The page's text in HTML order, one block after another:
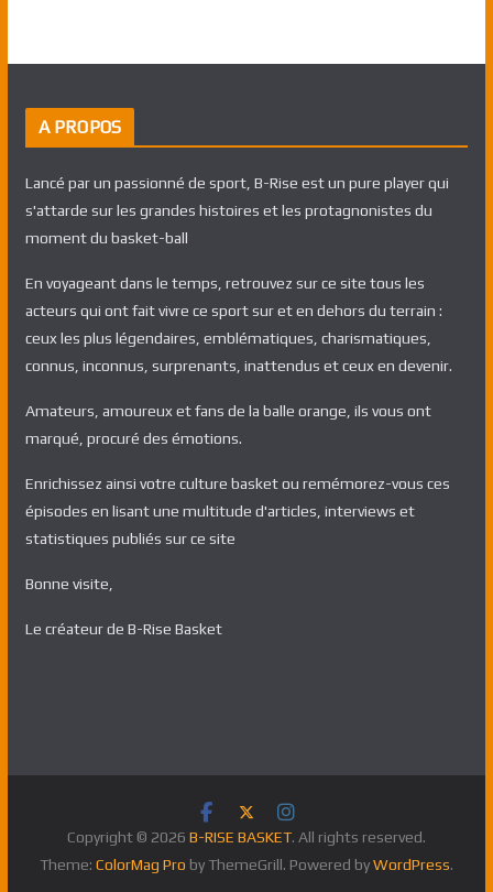
A PROPOS
Lancé par un passionné de sport, B-Rise est un pure player qui
s'attarde sur les grandes histoires et les protagnonistes du
moment du basket-ball
En voyageant dans le temps, retrouvez sur ce site tous les
acteurs qui ont fait vivre ce sport sur et en dehors du terrain :
ceux les plus légendaires, emblématiques, charismatiques,
connus, inconnus, surprenants, inattendus et ceux en devenir.
Amateurs, amoureux et fans de la balle orange, ils vous ont
marqué, procuré des émotions.
Enrichissez ainsi votre culture basket ou remémorez-vous ces
épisodes en lisant une multitude d'articles, interviews et
statistiques publiés sur ce site
Bonne visite,
Le créateur de B-Rise Basket
Copyright © 2026 B-RISE BASKET. All rights reserved.
Theme: ColorMag Pro by ThemeGrill. Powered byWordPress.